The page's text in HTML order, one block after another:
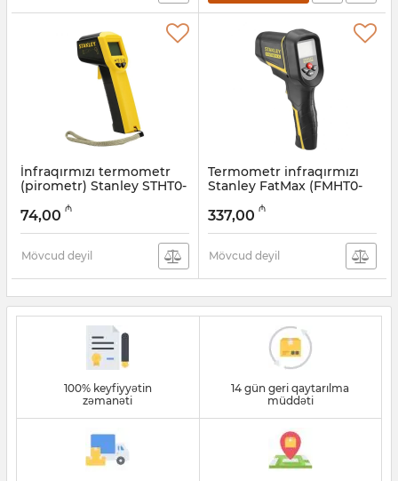
İnfraqırmızı termometr
(pirometr) Stanley STHT0-
Artikul: 017002314
74,00 ₼
Mövcud deyil
Termometr infraqırmızı
Stanley FatMax (FMHT0-
Artikul: 12018043
337,00 ₼
Mövcud deyil
100% keyfiyyətin
zəmanəti
14 gün geri qaytarılma
müddəti